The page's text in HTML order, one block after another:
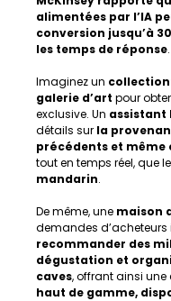
alimentées par l’IA
conversion jusqu’à
les temps de réponse.
Imaginez un
galerie d’art pour
exclusive. Un assistant
détails sur la
précédents et même
tout en temps réel, que
mandarin.
De même, une maison
demandes d’acheteurs
recommander des
dégustation et
caves, offrant ainsi une
haut de gamme,